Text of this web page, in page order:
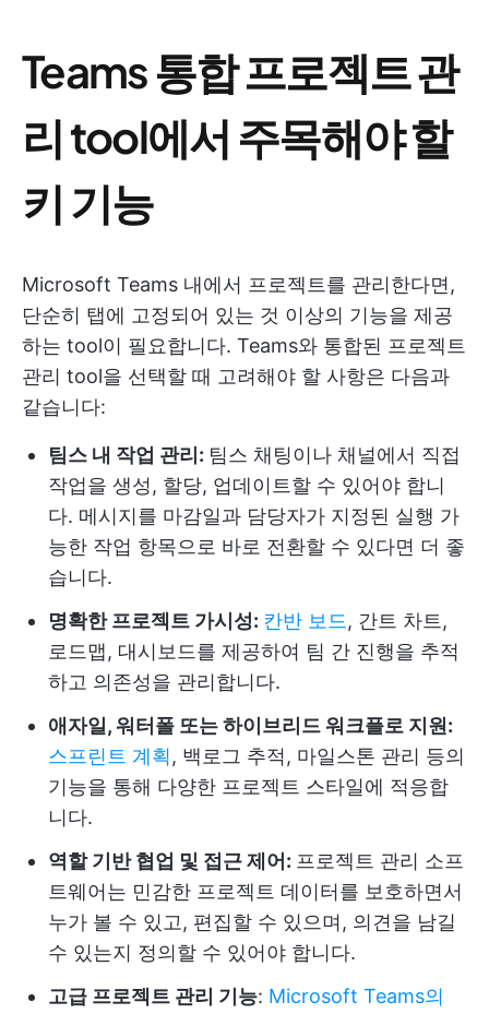
Teams 통합 프로젝트 관
리 tool에서 주목해야 할
키 기능
Microsoft Teams 내에서 프로젝트를 관리한다면,
단순히 탭에 고정되어 있는 것 이상의 기능을 제공
하는 tool이 필요합니다. Teams와 통합된 프로젝트
관리 tool을 선택할 때 고려해야 할 사항은 다음과
같습니다:
팀스 내 작업 관리: 팀스 채팅이나 채널에서 직접
작업을 생성, 할당, 업데이트할 수 있어야 합니
다. 메시지를 마감일과 담당자가 지정된 실행 가
능한 작업 항목으로 바로 전환할 수 있다면 더 좋
습니다.
명확한 프로젝트 가시성: 칸반 보드 , 간트 차트,
로드맵, 대시보드를 제공하여 팀 간 진행을 추적
하고 의존성을 관리합니다.
애자일, 워터폴 또는 하이브리드 워크플로 지원:
스프린트 계획 , 백로그 추적, 마일스톤 관리 등의
기능을 통해 다양한 프로젝트 스타일에 적응합
니다.
역할 기반 협업 및 접근 제어: 프로젝트 관리 소프
트웨어는 민감한 프로젝트 데이터를 보호하면서
누가 볼 수 있고, 편집할 수 있으며, 의견을 남길
수 있는지 정의할 수 있어야 합니다.
고급 프로젝트 관리 기능: Microsoft Teams의